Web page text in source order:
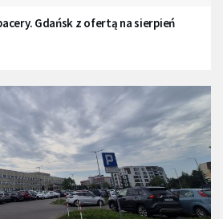
Gdańsk z ofertą na sierpień